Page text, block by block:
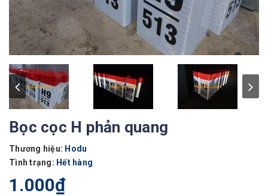
Bọc cọc H phản quang
Thương hiệu: Hodu
Tình trạng: Hết hàng
1.000₫